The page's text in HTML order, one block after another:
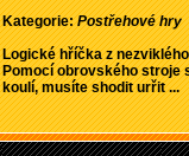
Kategorie:Postřehové hry
Logické hříčka z
Pomocí obrovského stroje
koulí, musíte shodit urřit ...